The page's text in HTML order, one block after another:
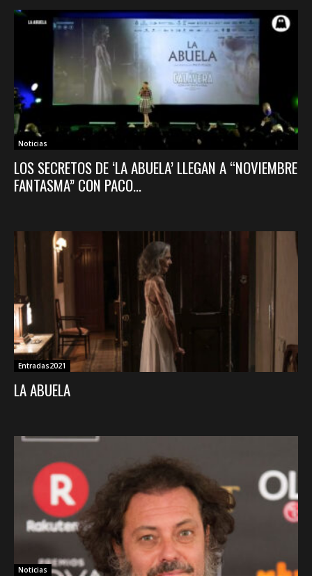
Noticias
LOS SECRETOS DE ‘LA ABUELA’ LLEGAN A “NOVIEMBRE
FANTASMA” CON PACO...
Entradas2021
LA ABUELA
Noticias